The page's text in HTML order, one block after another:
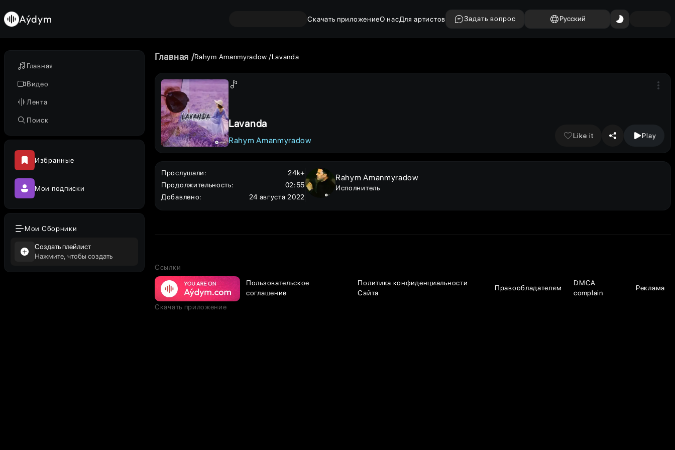
Главная
Видео
Лента
Поиск
Избранные
Мои подписки
Мои Сборники
Создать плейлист
Нажмите, чтобы создать
Aýdym Скачать приложениеО насДля артистов Задать вопрос Русский
Главная Rahym Amanmyradow Lavanda
Lavanda
Rahym Amanmyradow
Like it Play
Прослушали:
24k+
Продолжительность:
02:55
Добавлено: 24 августа 2022
Rahym Amanmyradow
Исполнитель
Ссылки
Пользовательское
соглашение
Политика конфиденциальности
Сайта
Правообладателям
DMCA
complain
Реклама
Скачать приложение